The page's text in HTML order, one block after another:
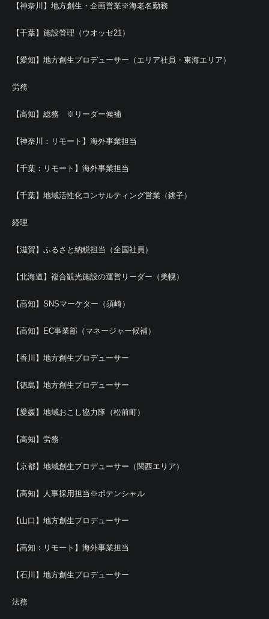
【神奈川】地方創生・企画営業※海老名勤務
【千葉】施設管理（ウオッセ21）
【愛知】地方創生プロデューサー（エリア社員・東海エリア）
労務
【高知】総務 ※リーダー候補
【神奈川：リモート】海外事業担当
【千葉：リモート】海外事業担当
【千葉】地域活性化コンサルティング営業（銚子）
経理
【滋賀】ふるさと納税担当（全国社員）
【北海道】複合観光施設の運営リーダー（美幌）
【高知】SNSマーケター（須崎）
【高知】EC事業部（マネージャー候補）
【香川】地方創生プロデューサー
【徳島】地方創生プロデューサー
【愛媛】地域おこし協力隊（松前町）
【高知】労務
【京都】地域創生プロデューサー（関西エリア）
【高知】人事採用担当※ポテンシャル
【山口】地方創生プロデューサー
【高知：リモート】海外事業担当
【石川】地方創生プロデューサー
法務